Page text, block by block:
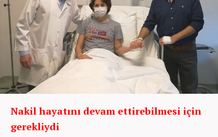
Nakil hayatını devam ettirebilmesi için
gerekliydi